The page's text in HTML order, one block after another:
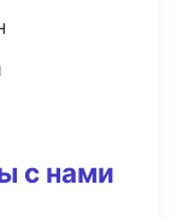
с нами